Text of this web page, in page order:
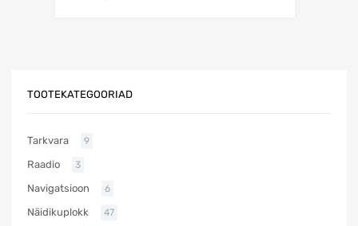
TOOTEKATEGOORIAD
Tarkvara 9
Raadio 3
Navigatsioon 6
Näidikuplokk 47